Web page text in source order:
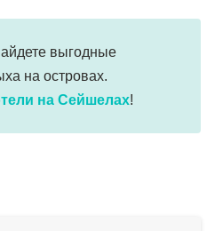
выгодные
на островах.
на Сейшелах!